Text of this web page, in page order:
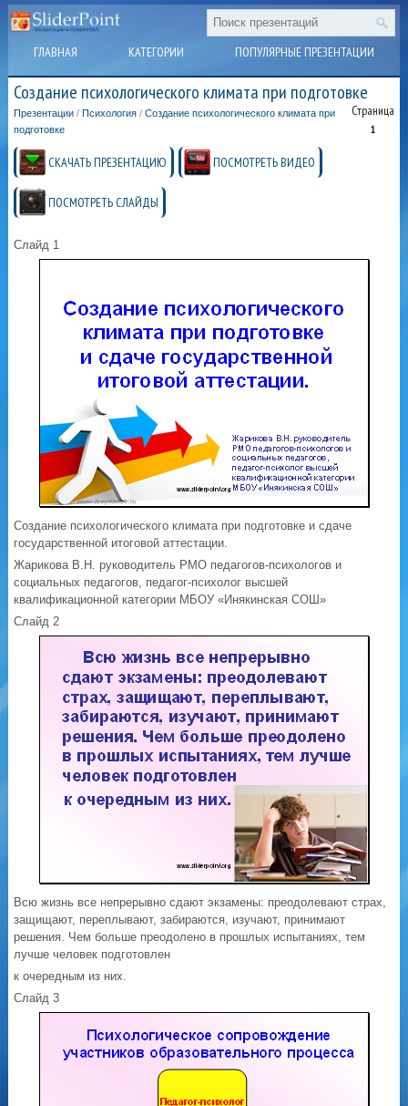
ГЛАВНАЯ КАТЕГОРИИ ПОПУЛЯРНЫЕ ПРЕЗЕНТАЦИИ
Создание психологического климата при подготовке
Страница
1
Презентации / Психология /Создание психологического климата при
подготовке
СКАЧАТЬ ПРЕЗЕНТАЦИЮ ПОСМОТРЕТЬ ВИДЕО
ПОСМОТРЕТЬ СЛАЙДЫ
Слайд 1
Создание психологического климата при подготовке и сдаче
государственной итоговой аттестации.
Жарикова В.Н. руководитель РМО педагогов-психологов и
социальных педагогов, педагог-психолог высшей
квалификационной категории МБОУ «Инякинская СОШ»
Слайд 2
Всю жизнь все непрерывно сдают экзамены: преодолевают страх,
защищают, переплывают, забираются, изучают, принимают
решения. Чем больше преодолено в прошлых испытаниях, тем
лучше человек подготовлен
к очередным из них.
Слайд 3